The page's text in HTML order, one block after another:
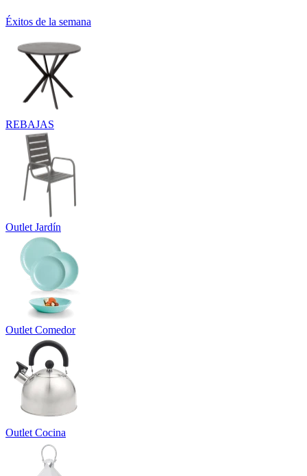
Éxitos de la semana
REBAJAS
Outlet Jardín
Outlet Comedor
Outlet Cocina